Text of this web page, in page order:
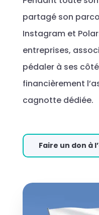
partagé son
Instagram et
entreprises,
pédaler à ses
financièrement
cagnotte dédiée.
Faire un don à